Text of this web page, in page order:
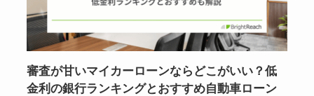
審査が甘いマイカーローンならどこがいい？低
金利の銀行ランキングとおすすめ自動車ローン